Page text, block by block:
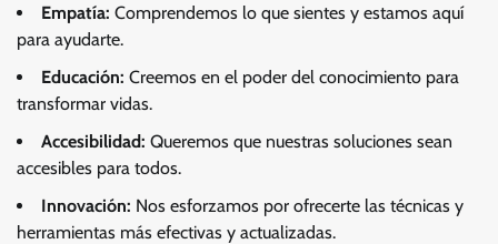
Empatía: Comprendemos lo que sientes y estamos aquí
para ayudarte.
Educación: Creemos en el poder del conocimiento para
transformar vidas.
Accesibilidad: Queremos que nuestras soluciones sean
accesibles para todos.
Innovación: Nos esforzamos por ofrecerte las técnicas y
herramientas más efectivas y actualizadas.